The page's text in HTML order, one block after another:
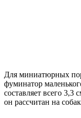
Для миниатюрных
фуминатор
составляет всего
он рассчитан на